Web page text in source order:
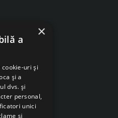
×
a
uri și
și a
dvs. și
personal,
unici
și